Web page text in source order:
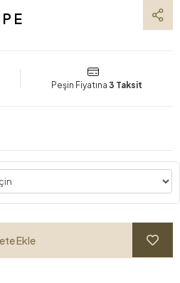
Peşin Fiyatına 3 Taksit
Ekle